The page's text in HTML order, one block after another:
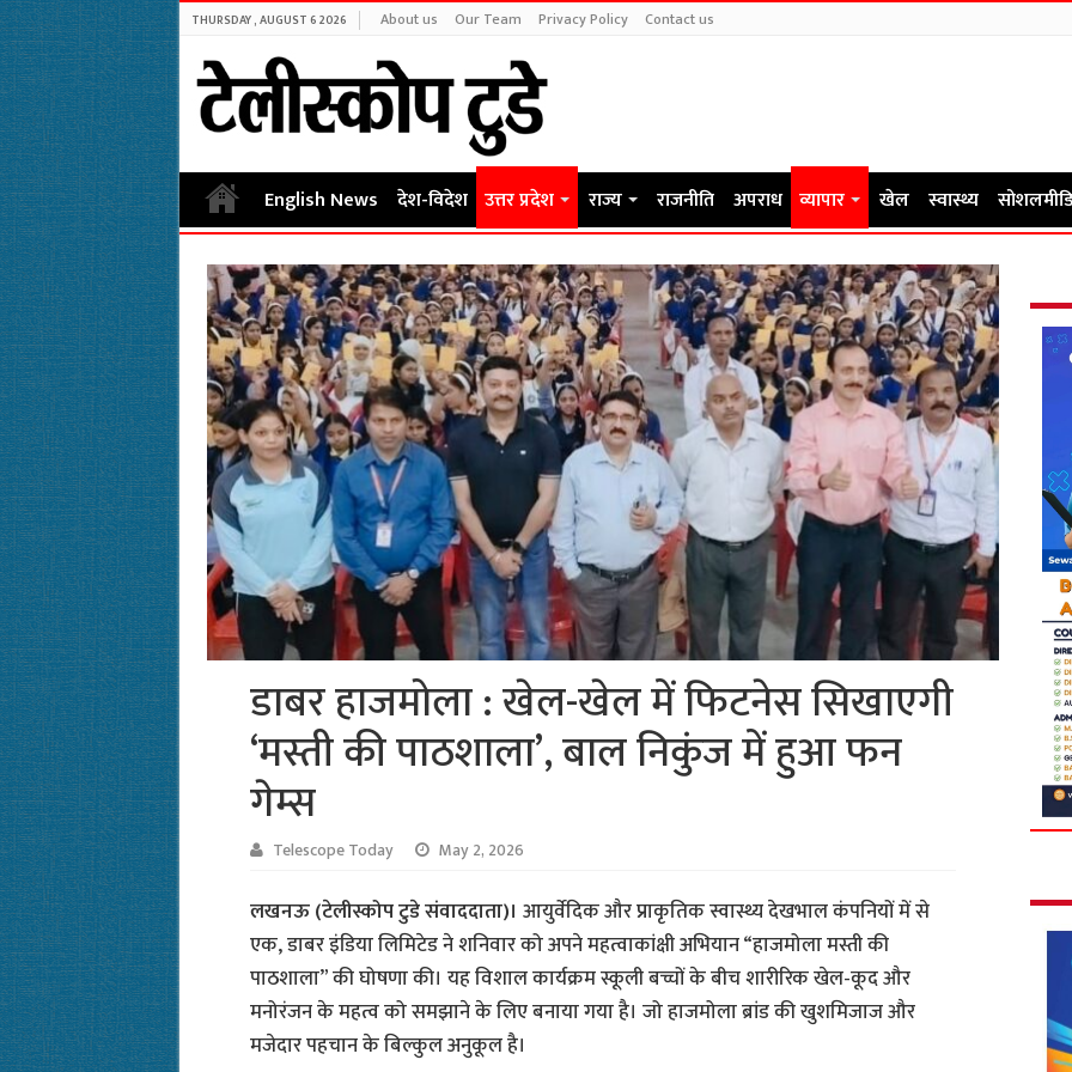
THURSDAY , AUGUST 6 2026 About us Our Team Privacy Policy Contact us
English News देश-विदेश उत्तर प्रदेश राज्य राजनीति अपराध व्यापार खेल स्वास्थ्य
डाबर हाजमोला : खेल-खेल में फिटनेस सिखाएगी
‘मस्ती की पाठशाला’, बाल निकुंज में हुआ फन
गेम्स
Telescope Today May 2, 2026
लखनऊ (टेलीस्कोप टुडे संवाददाता)। आयुर्वेदिक और प्राकृतिक स्वास्थ्य देखभाल कंपनियों में से
एक, डाबर इंडिया लिमिटेड ने शनिवार को अपने महत्वाकांक्षी अभियान “हाजमोला मस्ती की
पाठशाला” की घोषणा की। यह विशाल कार्यक्रम स्कूली बच्चों के बीच शारीरिक खेल-कूद और
मनोरंजन के महत्व को समझाने के लिए बनाया गया है। जो हाजमोला ब्रांड की खुशमिजाज और
मजेदार पहचान के बिल्कुल अनुकूल है।